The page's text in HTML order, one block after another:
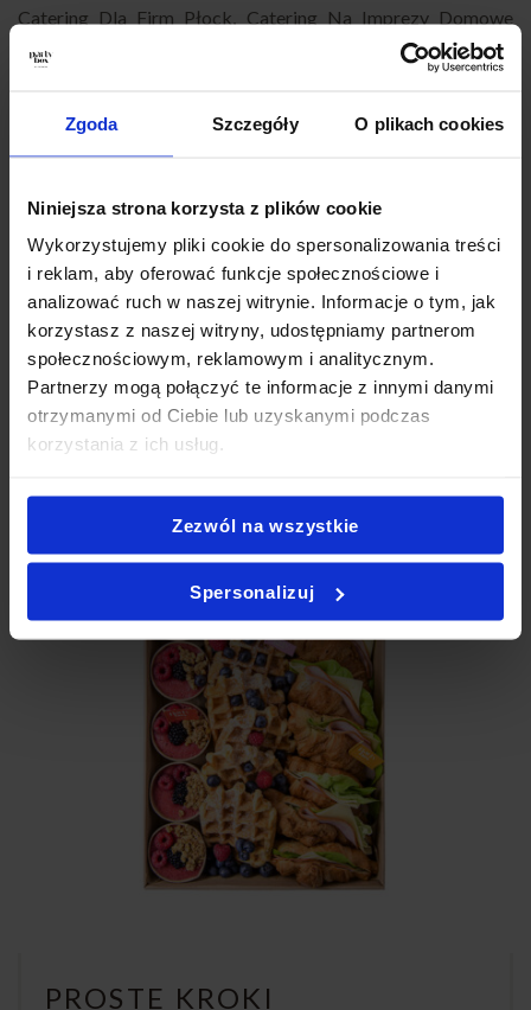
Zgoda Szczegóły O plikach cookies
Niniejsza strona korzysta z plików cookie
Wykorzystujemy pliki cookie do spersonalizowania treści
i reklam, aby oferować funkcje społecznościowe i
analizować ruch w naszej witrynie. Informacje o tym, jak
korzystasz z naszej witryny, udostępniamy partnerom
społecznościowym, reklamowym i analitycznym.
Partnerzy mogą połączyć te informacje z innymi danymi
otrzymanymi od Ciebie lub uzyskanymi podczas
korzystania z ich usług.
Zezwól na wszystkie
Spersonalizuj
Catering Dla Firm Płock
Catering Na Imprezy Domowe
Catering Okolicznościowy Płock
Catering Na Baby Shower Płock
Catering Super Boxy Płock
Catering Na Wigilię Płock,Catering na Wielkanoc Płock
Catering Sylwestrowy Płock
Catering firmowy z dowozem Płock ,Catering na przyjęcie
Płock,Catering imprezowy Płock,Catering na imprezy
Płock,Partybox Płock,Catering Płock impreza ,
przekąski Płock , Catering świąteczny Płock ,Jedzenie
impreza firmowa Płock.
Jak zamówić PartyBox?
PROSTE KROKI